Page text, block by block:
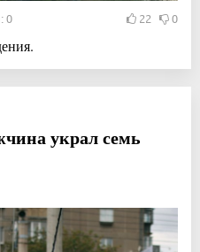
0 22 0
украл семь